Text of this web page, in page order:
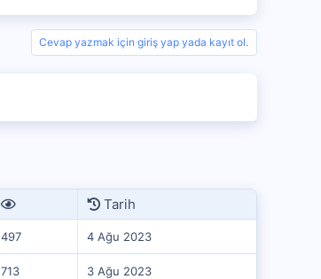
Cevap yazmak için giriş yap yada kayıt ol.
Tarih
497 4 Ağu 2023
713 3 Ağu 2023